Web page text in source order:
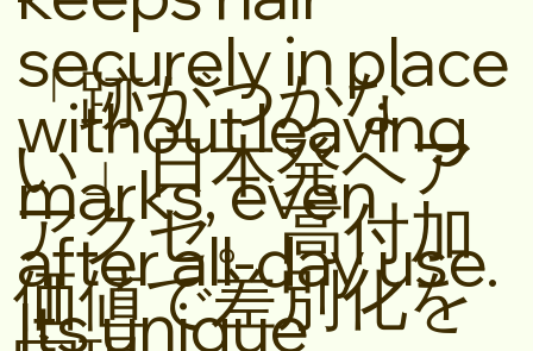
「跡がつかな
い」日本発ヘア
アクセ。高付加
価値で差別化を
securely in place
without leaving
marks, even
after all-day use.
Its unique